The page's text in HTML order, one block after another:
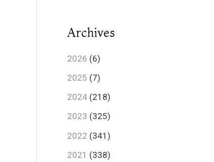
Archives
2026 (6)
2025 (7)
2024 (218)
2023 (325)
2022 (341)
2021 (338)